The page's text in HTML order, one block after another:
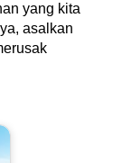
yang kita
asalkan